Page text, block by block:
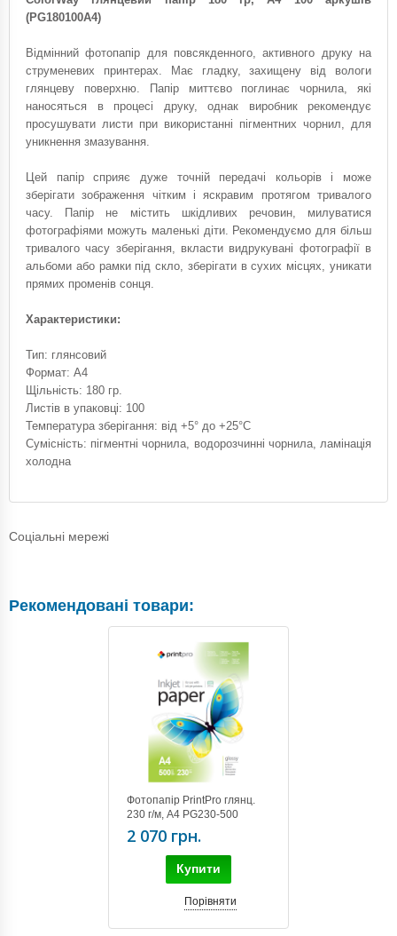
(PG180100A4)
Відмінний фотопапір для повсякденного, активного друку на
струменевих принтерах. Має гладку, захищену від вологи
глянцеву поверхню. Папір миттєво поглинає чорнила, які
наносяться в процесі друку, однак виробник рекомендує
просушувати листи при використанні пігментних чорнил, для
уникнення змазування.
Цей папір сприяє дуже точній передачі кольорів і може
зберігати зображення чітким і яскравим протягом тривалого
часу. Папір не містить шкідливих речовин, милуватися
фотографіями можуть маленькі діти. Рекомендуємо для більш
тривалого часу зберігання, вкласти видрукувані фотографії в
альбоми або рамки під скло, зберігати в сухих місцях, уникати
прямих променів сонця.
Характеристики:
Тип: глянсовий
Формат: A4
Щільність: 180 гр.
Листів в упаковці: 100
Температура зберігання: від +5° до +25°С
Сумісність: пігментні чорнила, водорозчинні чорнила, ламінація
холодна
Соціальні мережі
Рекомендовані товари:
Фотопапір PrintPro глянц.
230 г/м, A4 PG230-500
(PGE230500A4)
2 070 грн.
Купити
Порівняти